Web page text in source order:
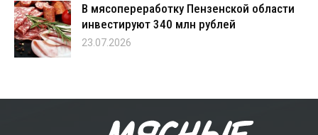
В мясопереработку Пензенской области
инвестируют 340 млн рублей
23.07.2026